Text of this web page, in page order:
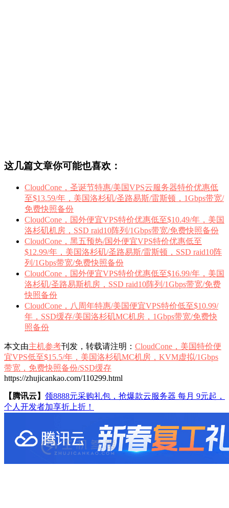
这几篇文章你可能也喜欢：
CloudCone，圣诞节特惠/美国VPS云服务器特价优惠低
至$13.59/年，美国洛杉矶/圣路易斯/雷斯顿，1Gbps带宽/
免费快照备份
CloudCone，国外便宜VPS特价优惠低至$10.49/年，美国
洛杉矶机房，SSD raid10阵列/1Gbps带宽/免费快照备份
CloudCone，黑五预热/国外便宜VPS特价优惠低至
$12.99/年，美国洛杉矶/圣路易斯/雷斯顿，SSD raid10阵
列/1Gbps带宽/免费快照备份
CloudCone，国外便宜VPS特价优惠低至$16.99/年，美国
洛杉矶/圣路易斯机房，SSD raid10阵列/1Gbps带宽/免费
快照备份
CloudCone，八周年特惠/美国便宜VPS特价低至$10.99/
年，SSD缓存/美国洛杉矶MC机房，1Gbps带宽/免费快
照备份
本文由主机参考刊发，转载请注明： CloudCone，美国特价便
宜VPS低至$15.5/年，美国洛杉矶MC机房，KVM虚拟/1Gbps
带宽，免费快照备份/SSD缓存
https://zhujicankao.com/110299.html
【腾讯云】 领8888元采购礼包，抢爆款云服务器 每月 9元起，
个人开发者加享折上折！